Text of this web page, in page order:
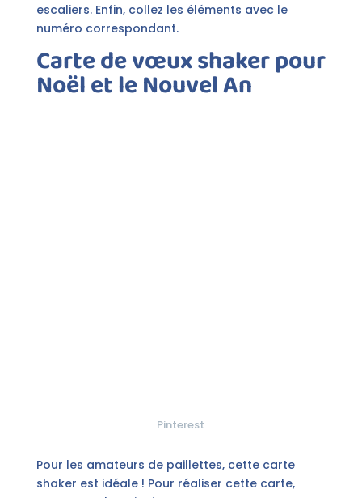
escaliers. Enfin, collez les éléments avec le
numéro correspondant.
Carte de vœux shaker pour
Noël et le Nouvel An
Pinterest
Pour les amateurs de paillettes, cette carte
shaker est idéale ! Pour réaliser cette carte,